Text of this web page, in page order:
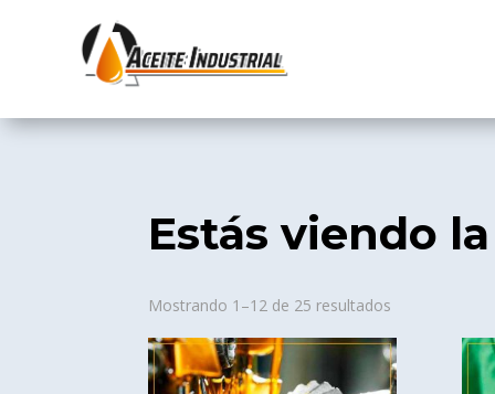
Estás viendo
Mostrando 1–12 de 25 resultados
popularity